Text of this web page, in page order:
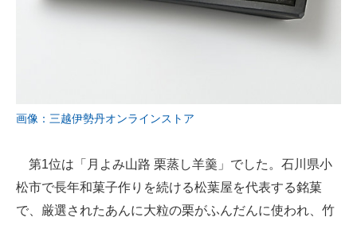
画像：三越伊勢丹オンラインストア
第1位は「月よみ山路 栗蒸し羊羹」でした。石川県小
松市で長年和菓子作りを続ける松葉屋を代表する銘菓
で、厳選されたあんに大粒の栗がふんだんに使われ、竹